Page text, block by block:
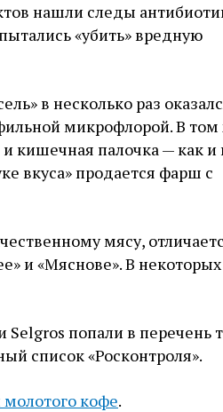
нашли следы
«убить» вредную
в несколько раз
микрофлорой. В том
кишечная палочка — как и
вкуса» продается фарш с
мясу,
и «Мяснове». В
попали в перечень
список «Росконтроля».
кофе.